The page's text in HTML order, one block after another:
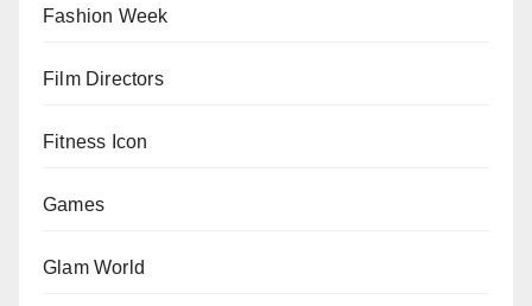
Fashion Week
Film Directors
Fitness Icon
Games
Glam World